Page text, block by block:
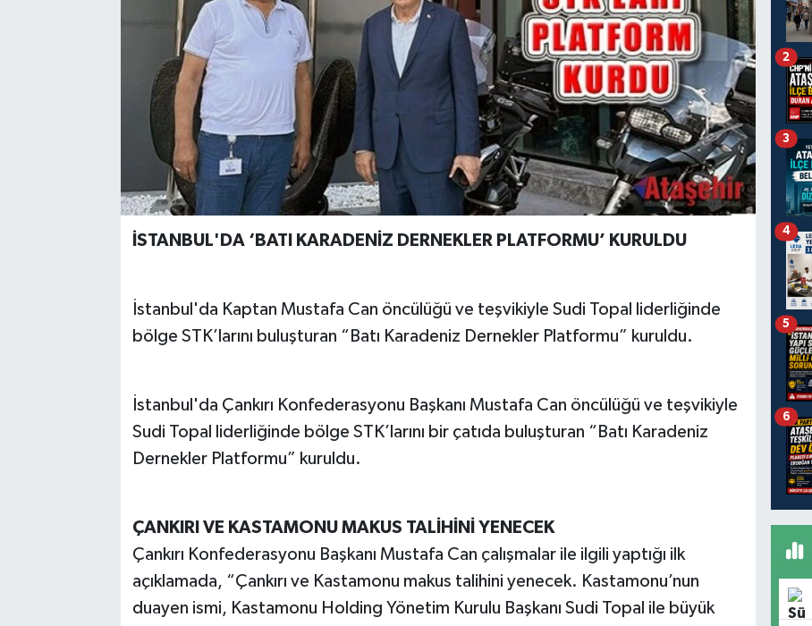
İSTANBUL'DA ‘BATI KARADENİZ DERNEKLER PLATFORMU’ KURULDU
İstanbul'da Kaptan Mustafa Can öncülüğü ve teşvikiyle Sudi Topal liderliğinde
bölge STK’larını buluşturan “Batı Karadeniz Dernekler Platformu” kuruldu.
İstanbul'da Çankırı Konfederasyonu Başkanı Mustafa Can öncülüğü ve teşvikiyle
Sudi Topal liderliğinde bölge STK’larını bir çatıda buluşturan “Batı Karadeniz
Dernekler Platformu” kuruldu.
ÇANKIRI VE KASTAMONU MAKUS TALİHİNİ YENECEK
Çankırı Konfederasyonu Başkanı Mustafa Can çalışmalar ile ilgili yaptığı ilk
açıklamada, “Çankırı ve Kastamonu makus talihini yenecek. Kastamonu’nun
duayen ismi, Kastamonu Holding Yönetim Kurulu Başkanı Sudi Topal ile büyük
2
3
4
5
6